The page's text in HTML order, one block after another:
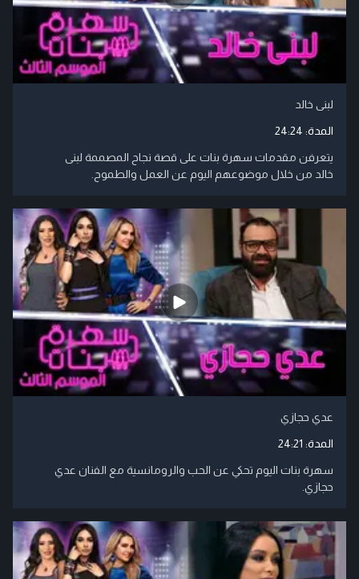
لبنى خالد
المدة: 24:24
يتعرفن مقدمات سهرة بنات على قصة نجاح المصممة لبنى
خالد من خلال موضوعهم اليوم عن العمل والطموح.
عدي حجازي
المدة: 24:21
سهرة بنات اليوم تحكي عن الحب والرومانسية مع الفنان عدي
حجازي.